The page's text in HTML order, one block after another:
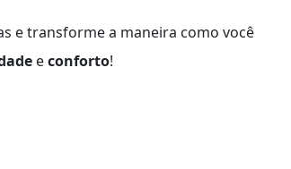
e transforme a maneira como você
econforto!